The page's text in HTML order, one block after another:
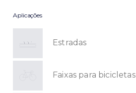
Aplicações
Estradas
Faixas para bicicletas